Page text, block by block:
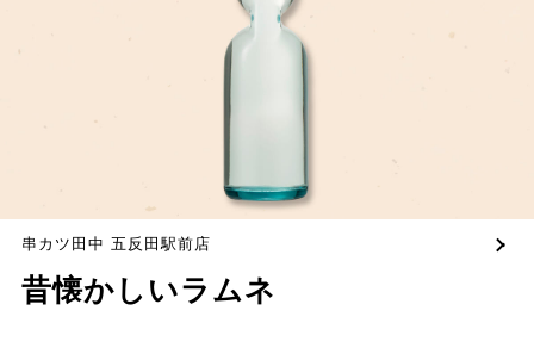
串カツ田中 五反田駅前店
昔懐かしいラムネ